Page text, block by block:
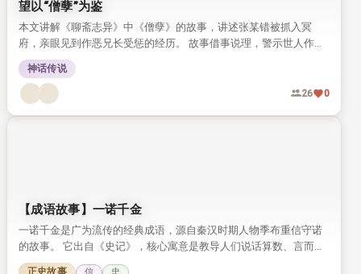
望以“僧孽”为鉴
本文讲解《聊斋志异》中《僧孽》的故事，讲述张某错被抓入冥
府，亲眼见到作恶兄长受惩的经历。 故事借事说理，警示世人作恶
自有报应，劝人以故事为鉴，守心向善。
神话传说
26 0
【成语故事】一诺千金
一诺千金是广为流传的经典成语，源自秦汉时期人物季布重信守诺
的故事。 它出自《史记》，核心寓意是教导人们说话算数、言而有
信。
正史故事 信 忠